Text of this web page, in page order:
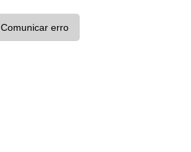
Comunicar erro